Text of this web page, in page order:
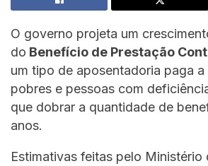
O governo projeta um
do Benefício de Prestação
um tipo de aposentadoria paga
pobres e pessoas com
que dobrar a quantidade de
anos.
Estimativas feitas pelo Ministério